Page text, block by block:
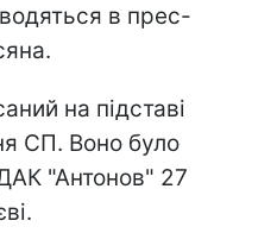
в прес-
на підставі
СП. Воно було
"Антонов" 27